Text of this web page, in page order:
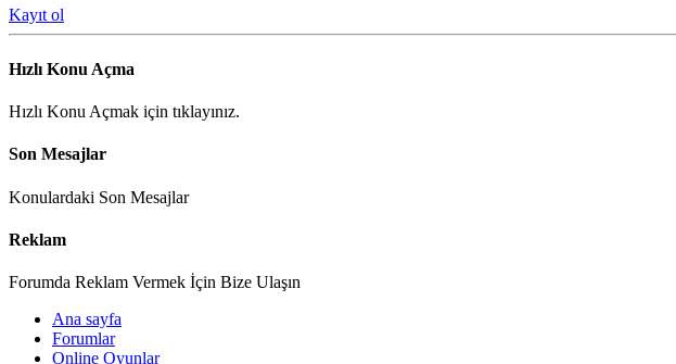
Kayıt ol
Hızlı Konu Açma
Hızlı Konu Açmak için tıklayınız.
Son Mesajlar
Konulardaki Son Mesajlar
Reklam
Forumda Reklam Vermek İçin Bize Ulaşın
Ana sayfa
Forumlar
Online Oyunlar